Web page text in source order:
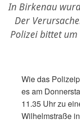
In Birkenau
Der
Polizei bittet
Wie das
es am
11.35 Uhr zu
Wilhelmstraße